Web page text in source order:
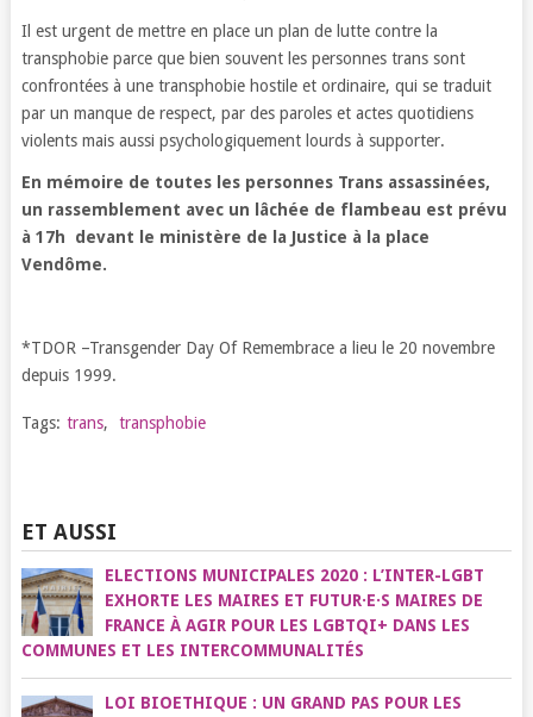
Il est urgent de mettre en place un plan de lutte contre la
transphobie parce que bien souvent les personnes trans sont
confrontées à une transphobie hostile et ordinaire, qui se traduit
par un manque de respect, par des paroles et actes quotidiens
violents mais aussi psychologiquement lourds à supporter.
En mémoire de toutes les personnes Trans assassinées,
un rassemblement avec un lâchée de flambeau est prévu
à 17h devant le ministère de la Justice à la place
Vendôme.
*TDOR –Transgender Day Of Remembrace a lieu le 20 novembre
depuis 1999.
Tags: trans, transphobie
ET AUSSI
ELECTIONS MUNICIPALES 2020 : L’INTER-LGBT
EXHORTE LES MAIRES ET FUTUR·E·S MAIRES DE
FRANCE À AGIR POUR LES LGBTQI+ DANS LES
COMMUNES ET LES INTERCOMMUNALITÉS
LOI BIOETHIQUE : UN GRAND PAS POUR LES